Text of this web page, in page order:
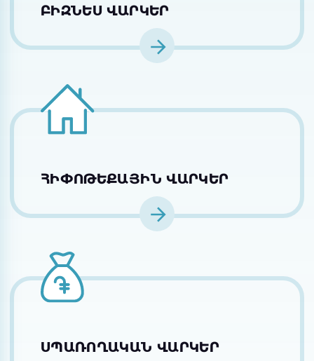
ԲԻԶՆԵՍ ՎԱՐԿԵՐ
ՀԻՓՈԹԵՔԱՅԻՆ ՎԱՐԿԵՐ
ՍՊԱՌՈՂԱԿԱՆ ՎԱՐԿԵՐ